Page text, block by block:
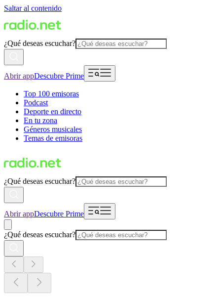
Saltar al contenido
¿Qué deseas escuchar?
Abrir appDescubre Prime
Top 100 emisoras
Podcast
Deporte en directo
En tu zona
Géneros musicales
Temas de emisoras
¿Qué deseas escuchar?
Abrir appDescubre Prime
¿Qué deseas escuchar?